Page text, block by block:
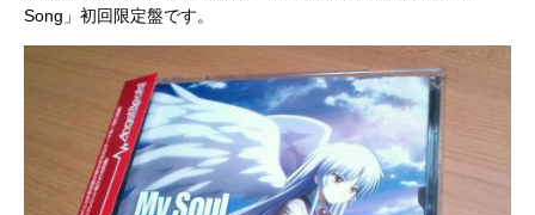
Song」初回限定盤です。